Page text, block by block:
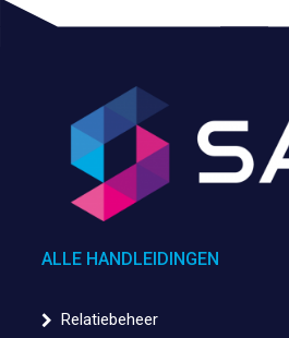
ALLE HANDLEIDINGEN
Relatiebeheer